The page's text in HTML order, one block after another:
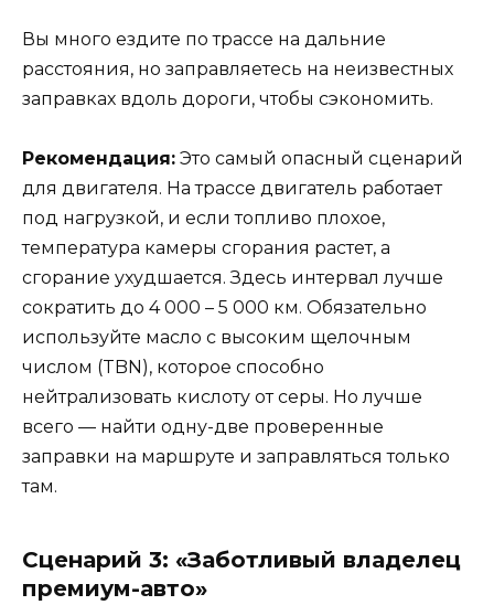
Вы много ездите по трассе на дальние
расстояния, но заправляетесь на неизвестных
заправках вдоль дороги, чтобы сэкономить.
Рекомендация: Это самый опасный сценарий
для двигателя. На трассе двигатель работает
под нагрузкой, и если топливо плохое,
температура камеры сгорания растет, а
сгорание ухудшается. Здесь интервал лучше
сократить до 4 000 – 5 000 км. Обязательно
используйте масло с высоким щелочным
числом (TBN), которое способно
нейтрализовать кислоту от серы. Но лучше
всего — найти одну-две проверенные
заправки на маршруте и заправляться только
там.
Сценарий 3: «Заботливый владелец
премиум-авто»